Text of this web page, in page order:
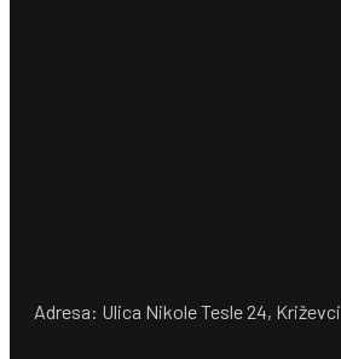
Adresa: Ulica Nikole Tesle 24, Križevci